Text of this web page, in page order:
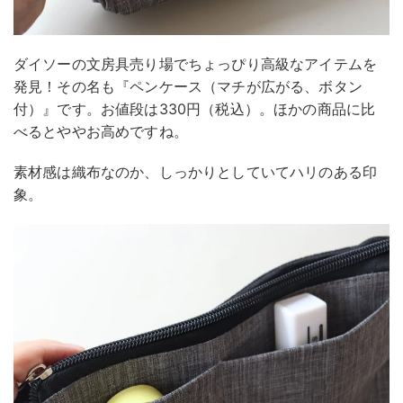
ダイソーの文房具売り場でちょっぴり高級なアイテムを
発見！その名も『ペンケース（マチが広がる、ボタン
付）』です。お値段は330円（税込）。ほかの商品に比
べるとややお高めですね。
素材感は織布なのか、しっかりとしていてハリのある印
象。